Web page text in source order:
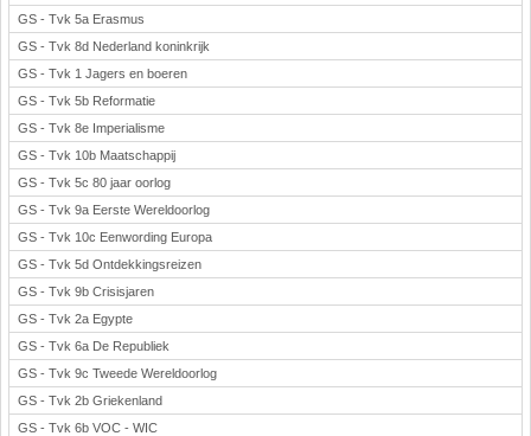
GS - Tvk 5a Erasmus
GS - Tvk 8d Nederland koninkrijk
GS - Tvk 1 Jagers en boeren
GS - Tvk 5b Reformatie
GS - Tvk 8e Imperialisme
GS - Tvk 10b Maatschappij
GS - Tvk 5c 80 jaar oorlog
GS - Tvk 9a Eerste Wereldoorlog
GS - Tvk 10c Eenwording Europa
GS - Tvk 5d Ontdekkingsreizen
GS - Tvk 9b Crisisjaren
GS - Tvk 2a Egypte
GS - Tvk 6a De Republiek
GS - Tvk 9c Tweede Wereldoorlog
GS - Tvk 2b Griekenland
GS - Tvk 6b VOC - WIC